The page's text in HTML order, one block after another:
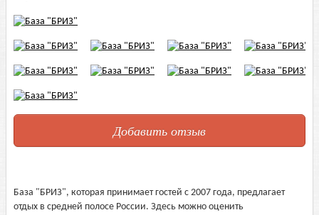
Добавить отзыв
База "БРИЗ", которая принимает гостей с 2007 года, предлагает
отдых в средней полосе России. Здесь можно оценить